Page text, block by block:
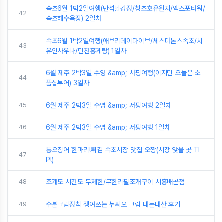
42
속초6월 1박2일여행(만석닭강정/청초호유원지/엑스포타워/
속초해수욕장) 2일차
43
속초6월 1박2일여행(애브리데이다이브/체스터톤스속초/치
유인사우나/만천홍게탕) 1일차
44
6월 제주 2박3일 수영 &amp; 서핑여행(이지만 오늘은 소
품샵투어) 3일차
45 6월 제주 2박3일 수영 &amp; 서핑여행 2일차
46 6월 제주 2박3일 수영 &amp; 서핑여행 1일차
47
통오징어 한마리!튀김 속초시장 맛집 오짱(시장 앉을 곳 TI
P!)
48 조개도 시간도 무제한/무한리필조개구이 시흥배곧점
49 수분크림정착 쟁여쓰는 누씨오 크림 내돈내산 후기